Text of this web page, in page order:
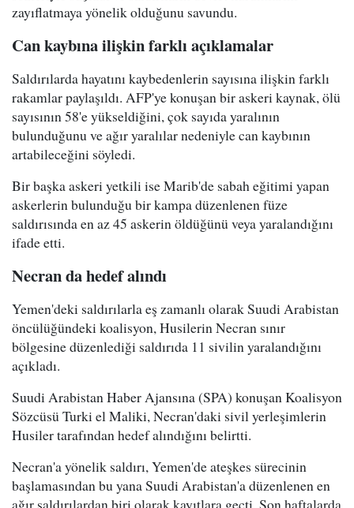
zayıflatmaya yönelik olduğunu savundu.
Can kaybına ilişkin farklı açıklamalar
Saldırılarda hayatını kaybedenlerin sayısına ilişkin farklı
rakamlar paylaşıldı. AFP'ye konuşan bir askeri kaynak, ölü
sayısının 58'e yükseldiğini, çok sayıda yaralının
bulunduğunu ve ağır yaralılar nedeniyle can kaybının
artabileceğini söyledi.
Bir başka askeri yetkili ise Marib'de sabah eğitimi yapan
askerlerin bulunduğu bir kampa düzenlenen füze
saldırısında en az 45 askerin öldüğünü veya yaralandığını
ifade etti.
Necran da hedef alındı
Yemen'deki saldırılarla eş zamanlı olarak Suudi Arabistan
öncülüğündeki koalisyon, Husilerin Necran sınır
bölgesine düzenlediği saldırıda 11 sivilin yaralandığını
açıkladı.
Suudi Arabistan Haber Ajansına (SPA) konuşan Koalisyon
Sözcüsü Turki el Maliki, Necran'daki sivil yerleşimlerin
Husiler tarafından hedef alındığını belirtti.
Necran'a yönelik saldırı, Yemen'de ateşkes sürecinin
başlamasından bu yana Suudi Arabistan'a düzenlenen en
ağır saldırılardan biri olarak kayıtlara geçti. Son haftalarda